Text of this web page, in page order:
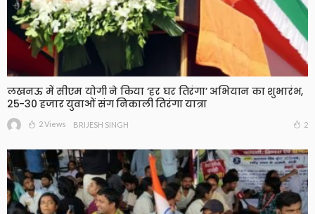
लखनऊ में सीएम योगी ने किया ‘हर घर तिरंगा’ अभियान का शुभारंभ,
25-30 हजार युवाओं संग निकाली तिरंगा यात्रा
2 Views BRIJESH SINGH 2